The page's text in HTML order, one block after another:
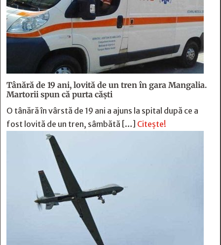
Tânără de 19 ani, lovită de un tren în gara Mangalia.
Martorii spun că purta căști
O tânără în vârstă de 19 ani a ajuns la spital după ce a
fost lovită de un tren, sâmbătă […] Citește!